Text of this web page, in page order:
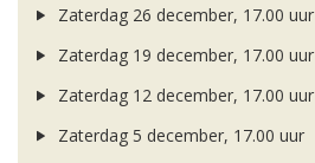
Zaterdag 26 december, 17.00 uur
Zaterdag 19 december, 17.00 uur
Zaterdag 12 december, 17.00 uur
Zaterdag 5 december, 17.00 uur